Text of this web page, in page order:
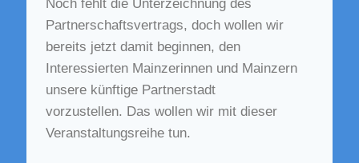
Noch fehlt die Unterzeichnung des
Partnerschaftsvertrags, doch wollen wir
bereits jetzt damit beginnen, den
Interessierten Mainzerinnen und Mainzern
unsere künftige Partnerstadt
vorzustellen. Das wollen wir mit dieser
Veranstaltungsreihe tun.